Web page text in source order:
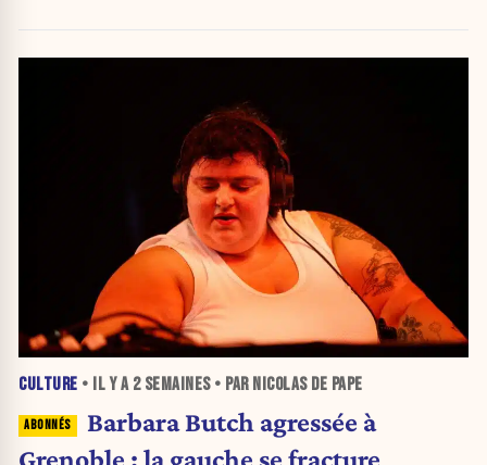
CULTURE • IL Y A 2 SEMAINES• PAR NICOLAS DE PAPE
Barbara Butch agressée à
Grenoble : la gauche se fracture